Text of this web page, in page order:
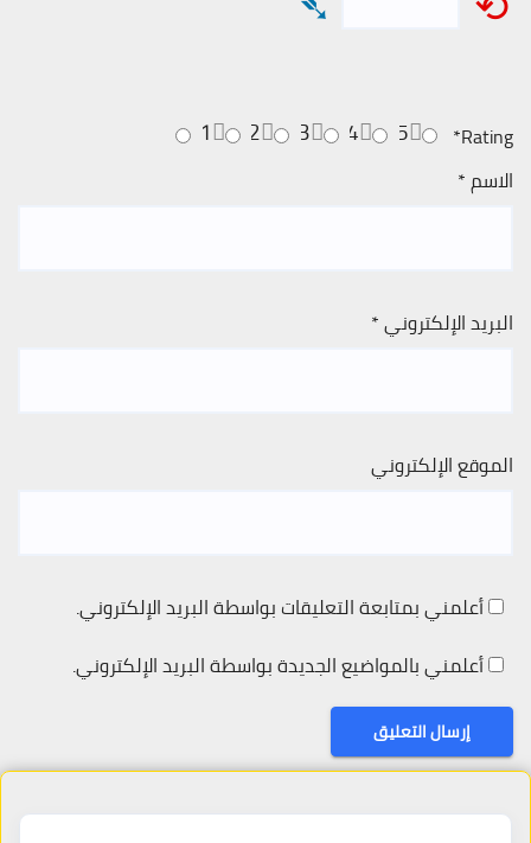
Rating
*
5
4
3
2
1
الاسم*
البريد الإلكتروني*
الموقع الإلكتروني
أعلمني بمتابعة التعليقات بواسطة البريد الإلكتروني.
أعلمني بالمواضيع الجديدة بواسطة البريد الإلكتروني.